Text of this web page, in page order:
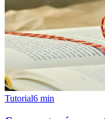
Tutorial6 min